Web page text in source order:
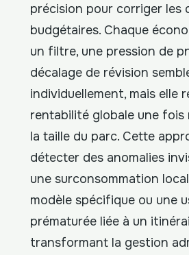
précision pour corriger les
budgétaires. Chaque
un filtre, une pression de
décalage de révision
individuellement, mais elle
rentabilité globale une fois
la taille du parc. Cette
détecter des anomalies
une surconsommation
modèle spécifique ou une
prématurée liée à un
transformant la gestion